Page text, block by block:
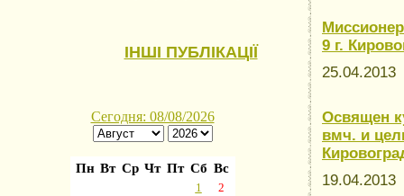
ІНШІ ПУБЛІКАЦІЇ
9 г.
25.04.2013
Освящен
вмч. и
19.04.2013